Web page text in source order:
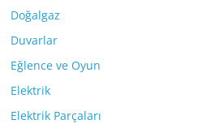
Doğalgaz
Duvarlar
Eğlence ve Oyun
Elektrik
Elektrik Parçaları